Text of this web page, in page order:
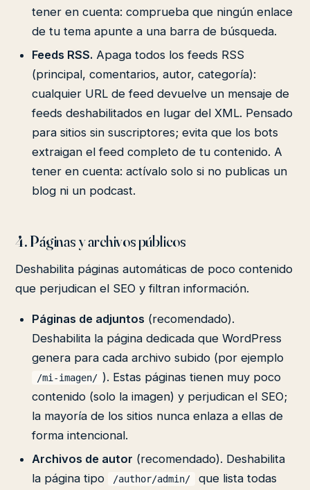
tener en cuenta: comprueba que ningún enlace
de tu tema apunte a una barra de búsqueda.
Feeds RSS. Apaga todos los feeds RSS
(principal, comentarios, autor, categoría):
cualquier URL de feed devuelve un mensaje de
feeds deshabilitados en lugar del XML. Pensado
para sitios sin suscriptores; evita que los bots
extraigan el feed completo de tu contenido. A
tener en cuenta: actívalo solo si no publicas un
blog ni un podcast.
4. Páginas y archivos públicos
Deshabilita páginas automáticas de poco contenido
que perjudican el SEO y filtran información.
Páginas de adjuntos (recomendado).
Deshabilita la página dedicada que WordPress
genera para cada archivo subido (por ejemplo
/mi-imagen/ ). Estas páginas tienen muy poco
contenido (solo la imagen) y perjudican el SEO;
la mayoría de los sitios nunca enlaza a ellas de
forma intencional.
Archivos de autor (recomendado). Deshabilita
la página tipo
/author/admin/
que lista todas